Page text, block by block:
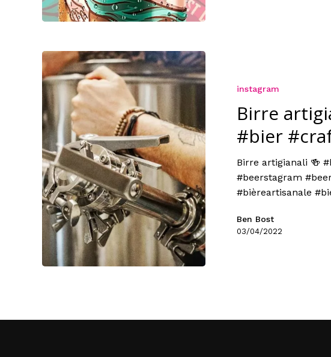
instagram
Birre
#bier
Birre artigianali 🍻
#beerstagram
#bièreartisanale
Ben Bost
03/04/2022